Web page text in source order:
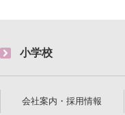
小学校
会社案内・採用情報